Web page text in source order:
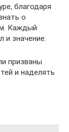
благодаря
о
Каждый
и значение.
призваны
и наделять